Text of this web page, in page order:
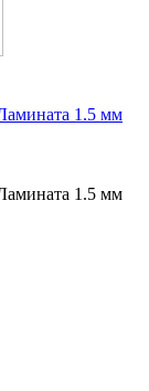
1.5 мм
1.5 мм